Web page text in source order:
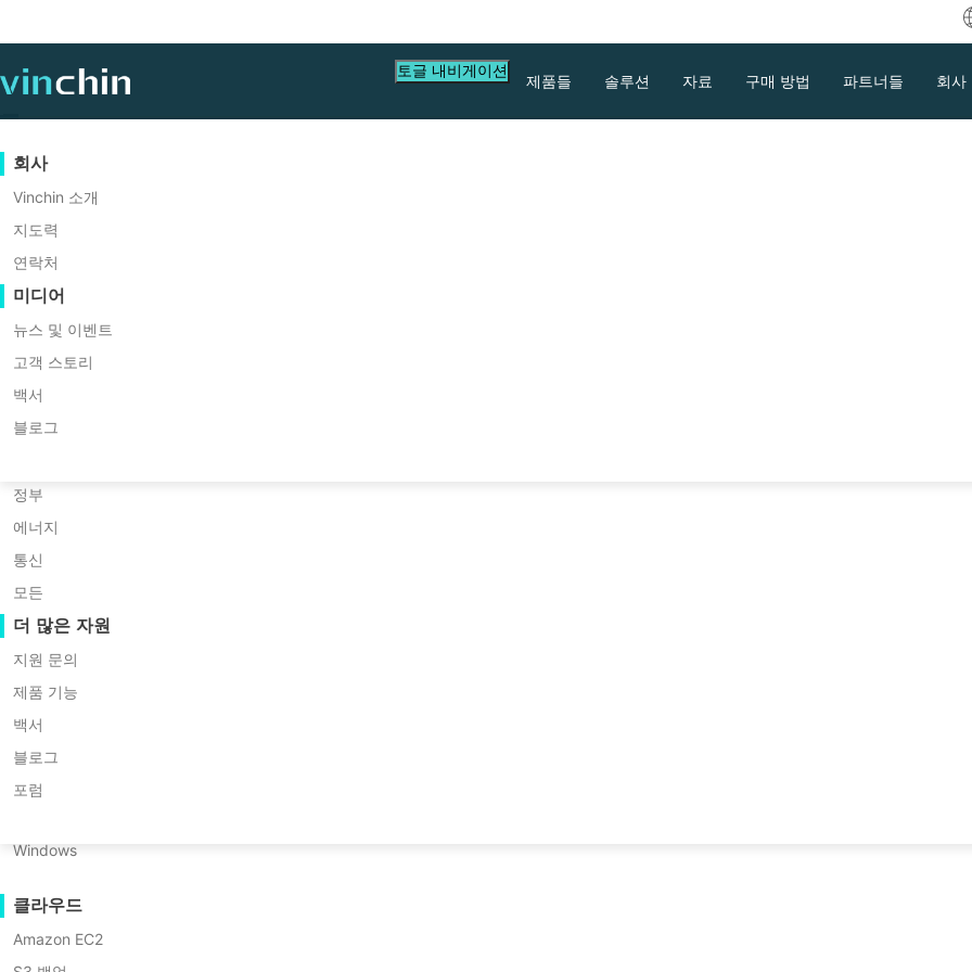
제품들 솔루션 자료 구매 방법 파트너들 회사
데이터 보호
백업 및 복구
실시간 복제
연속 데이터 보호
원격 복사
아카이빙
작업 오케스트레이션
워크로드 이동성
V2V 마이그레이션
P2P 마이그레이션
C2C 마이그레이션
C2V 마이그레이션
P2C 마이그레이션
복구 가능성
VM 복구 검증
OS 복구 검증
대규모 엔드포인트
클라우드로 백업하기
가상
VMware
Hyper-V
Proxmox
XCP-ng
oVirt
H3C CAS/UIS
ZStack
Sangfor HCI
Huawei FusionCompute
Red Hat Virtualization
Oracle OLVM
XenServer/Citrix Hypervisor
KayGrid
InCloud Sphere
Arcfra
FusionOne Compute
NexaVM
물리 서버
Windows
클라우드
Amazon EC2
지원 리소스
지식 베이스
비디오 수첩
도움말 센터
라이브 이벤트
웨비나
라이브 데모
고객 스토리
IT 서비스
정부
에너지
통신
모든
더 많은 자원
지원 문의
제품 기능
백서
블로그
포럼
구입 안내
구매 방법 배우기
라이선스 정책
FAQs
연락처
견적 신청
협력 파트너가 되세요
파트너 프로그램
협력 파트너가 되세요
파트너 찾기
현지 파트너 찾기
이미 파트너인가요?
파트너 포털 로그인
회사
Vinchin 소개
지도력
연락처
미디어
뉴스 및 이벤트
고객 스토리
백서
블로그
토글 내비게이션
목차
Vinchin Backup &
Recovery로 신뢰할 수 있
목차:
SMB 프로토콜이란 무엇인가?